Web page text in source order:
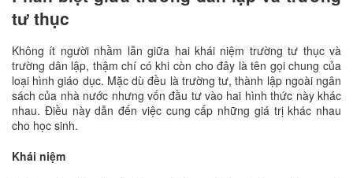
tư thục
Không ít người nhầm lẫn giữa hai khái niệm trường tư thục và
trường dân lập, thậm chí có khi còn cho đây là tên gọi chung của
loại hình giáo dục. Mặc dù đều là trường tư, thành lập ngoài ngân
sách của nhà nước nhưng vốn đầu tư vào hai hình thức này khác
nhau. Điều này dẫn đến việc cung cấp những giá trị khác nhau
cho học sinh.
Khái niệm